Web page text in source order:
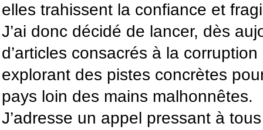
elles trahissent la confiance et
J’ai donc décidé de lancer, dès
d’articles consacrés à la
explorant des pistes concrètes
pays loin des mains malhonnêtes.
J’adresse un appel pressant à